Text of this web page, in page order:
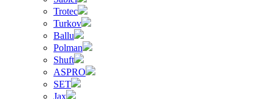
Trotec
Turkov
Ballu
Polman
Shuft
ASPRO
SET
Jax